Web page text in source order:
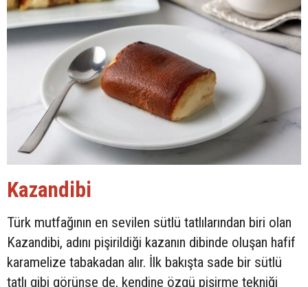
Kazandibi
Türk mutfağının en sevilen sütlü tatlılarından biri olan
Kazandibi, adını pişirildiği kazanın dibinde oluşan hafif
karamelize tabakadan alır. İlk bakışta sade bir sütlü
tatlı gibi görünse de, kendine özgü pişirme tekniği